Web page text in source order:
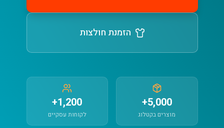
הזמנת חולצות
5,000+
מוצרים בקטלוג
1,200+
לקוחות עסקיים